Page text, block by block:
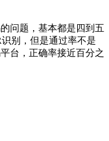
问题，基本都是四到五
别，但是通过率不是
台，正确率接近百分之